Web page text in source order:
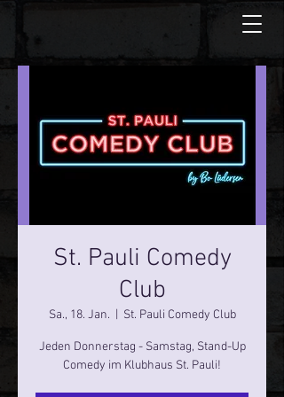
St. Pauli Comedy
Club
Sa., 18. Jan. St. Pauli Comedy Club
Jeden Donnerstag - Samstag, Stand-Up
Comedy im Klubhaus St. Pauli!